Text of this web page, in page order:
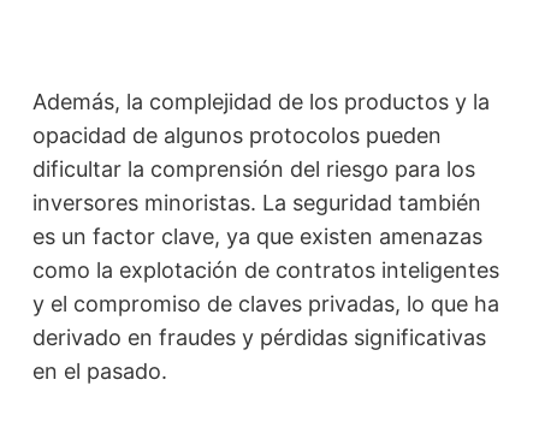
Además, la complejidad de los productos y la
opacidad de algunos protocolos pueden
dificultar la comprensión del riesgo para los
inversores minoristas. La seguridad también
es un factor clave, ya que existen amenazas
como la explotación de contratos inteligentes
y el compromiso de claves privadas, lo que ha
derivado en fraudes y pérdidas significativas
en el pasado.